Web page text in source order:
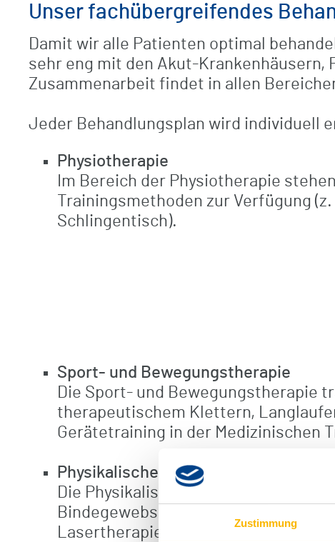
Zustimmung
Unser fachübergreifendes
Damit wir alle Patienten optimal
sehr eng mit den Akut-Krankenhäusern,
Zusammenarbeit findet in allen
Jeder Behandlungsplan wird individuell
Physiotherapie
Im Bereich der Physiotherapie
Trainingsmethoden zur Verfügung
Schlingentisch).
Sport- und Bewegungstherapie
Die Sport- und Bewegungstherapie
therapeutischem Klettern,
Gerätetraining in der Medizinischen
Physikalische Therapie
Die Physikalische Therapie
Bindegewebsmassage. Ergänzt
Lasertherapie oder durch Bäder,